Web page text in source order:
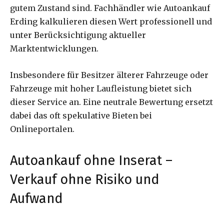
gutem Zustand sind. Fachhändler wie Autoankauf
Erding kalkulieren diesen Wert professionell und
unter Berücksichtigung aktueller
Marktentwicklungen.
Insbesondere für Besitzer älterer Fahrzeuge oder
Fahrzeuge mit hoher Laufleistung bietet sich
dieser Service an. Eine neutrale Bewertung ersetzt
dabei das oft spekulative Bieten bei
Onlineportalen.
Autoankauf ohne Inserat –
Verkauf ohne Risiko und
Aufwand